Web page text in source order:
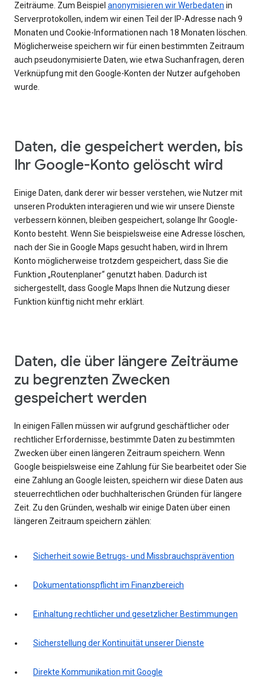
Zeiträume. Zum Beispiel anonymisieren wir Werbedaten in
Serverprotokollen, indem wir einen Teil der IP-Adresse nach 9
Monaten und Cookie-Informationen nach 18 Monaten löschen.
Möglicherweise speichern wir für einen bestimmten Zeitraum
auch pseudonymisierte Daten, wie etwa Suchanfragen, deren
Verknüpfung mit den Google-Konten der Nutzer aufgehoben
wurde.
Daten, die gespeichert werden, bis
Ihr Google-Konto gelöscht wird
Einige Daten, dank derer wir besser verstehen, wie Nutzer mit
unseren Produkten interagieren und wie wir unsere Dienste
verbessern können, bleiben gespeichert, solange Ihr Google-
Konto besteht. Wenn Sie beispielsweise eine Adresse löschen,
nach der Sie in Google Maps gesucht haben, wird in Ihrem
Konto möglicherweise trotzdem gespeichert, dass Sie die
Funktion „Routenplaner“ genutzt haben. Dadurch ist
sichergestellt, dass Google Maps Ihnen die Nutzung dieser
Funktion künftig nicht mehr erklärt.
Daten, die über längere Zeiträume
zu begrenzten Zwecken
gespeichert werden
In einigen Fällen müssen wir aufgrund geschäftlicher oder
rechtlicher Erfordernisse, bestimmte Daten zu bestimmten
Zwecken über einen längeren Zeitraum speichern. Wenn
Google beispielsweise eine Zahlung für Sie bearbeitet oder Sie
eine Zahlung an Google leisten, speichern wir diese Daten aus
steuerrechtlichen oder buchhalterischen Gründen für längere
Zeit. Zu den Gründen, weshalb wir einige Daten über einen
längeren Zeitraum speichern zählen:
Sicherheit sowie Betrugs- und Missbrauchsprävention
Dokumentationspflicht im Finanzbereich
Einhaltung rechtlicher und gesetzlicher Bestimmungen
Sicherstellung der Kontinuität unserer Dienste
Direkte Kommunikation mit Google